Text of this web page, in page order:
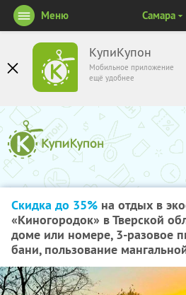
КупиКупон
Мобильное приложение
ещё удобнее
Меню Самара
Скидка до 35% на отдых в
«Киногородок» в Тверской
доме или номере, 3-разовое
бани, пользование